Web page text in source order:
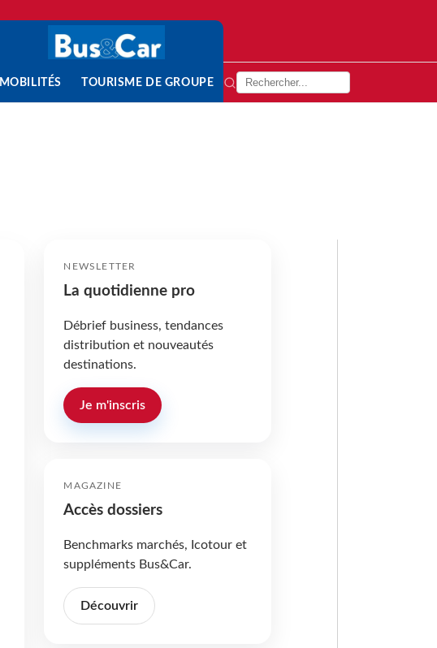
MOBILITÉS TOURISME DE GROUPE
NEWSLETTER
La quotidienne pro
Débrief business, tendances
distribution et nouveautés
destinations.
Je m'inscris
MAGAZINE
Accès dossiers
Benchmarks marchés, Icotour et
suppléments Bus&Car.
Découvrir